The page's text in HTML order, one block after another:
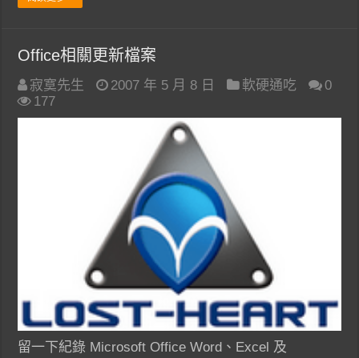
Office相關更新檔案
寂寞先生 2007 年 5 月 8 日 軟硬通吃
0
177
留一下紀錄 Microsoft Office Word、Excel 及